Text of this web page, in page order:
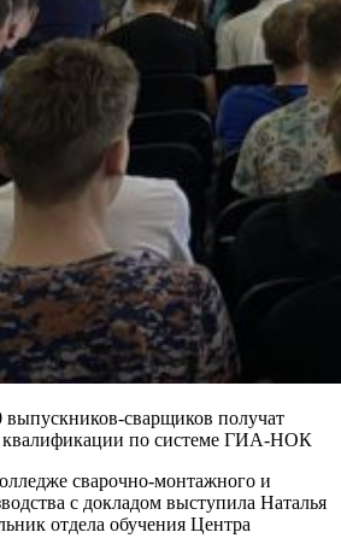
сварщиков получат
квалификации по системе ГИА-НОК
сварочно-монтажного и
с докладом выступила Наталья
отдела обучения Центра